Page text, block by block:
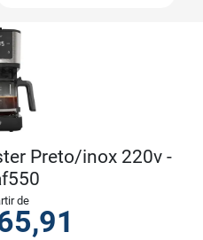
Preto/inox 220v -
de